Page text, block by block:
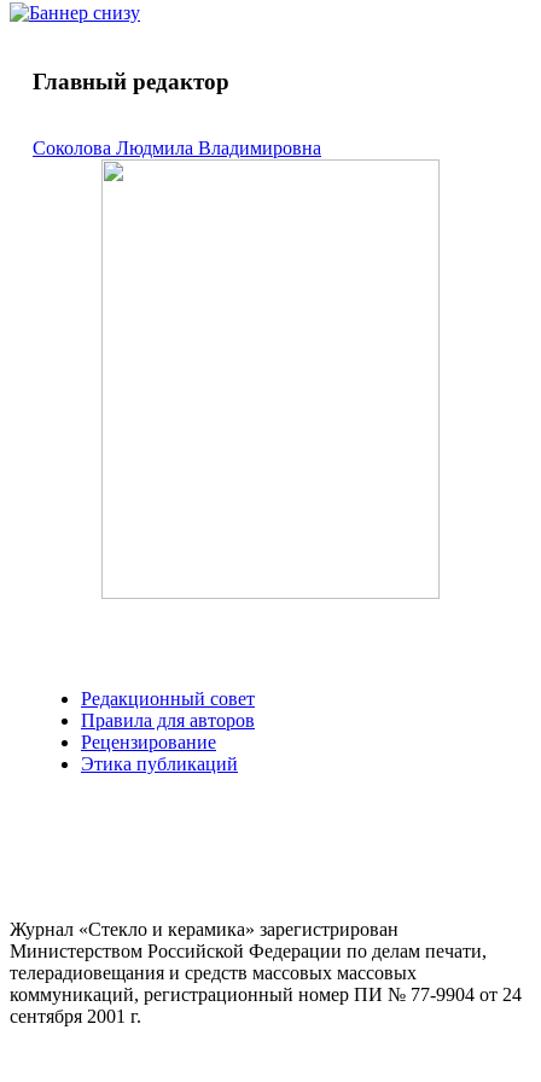
элементов при получении и исследовании
электроники могут выступать уличный воздух в
весенне-летний период, воздух, загрязненный
средства, а также перчатки и протирочные
материалы. Даны рекомендации по снижению
вероятности загрязнений.
Главный редактор
Соколова Людмила Владимировна
Редакционный совет
Правила для авторов
Рецензирование
Этика публикаций
Журнал «Стекло и керамика» зарегистрирован
Министерством Российской Федерации по делам печати,
телерадиовещания и средств массовых массовых
коммуникаций, регистрационный номер ПИ № 77-9904 от 24
сентября 2001 г.